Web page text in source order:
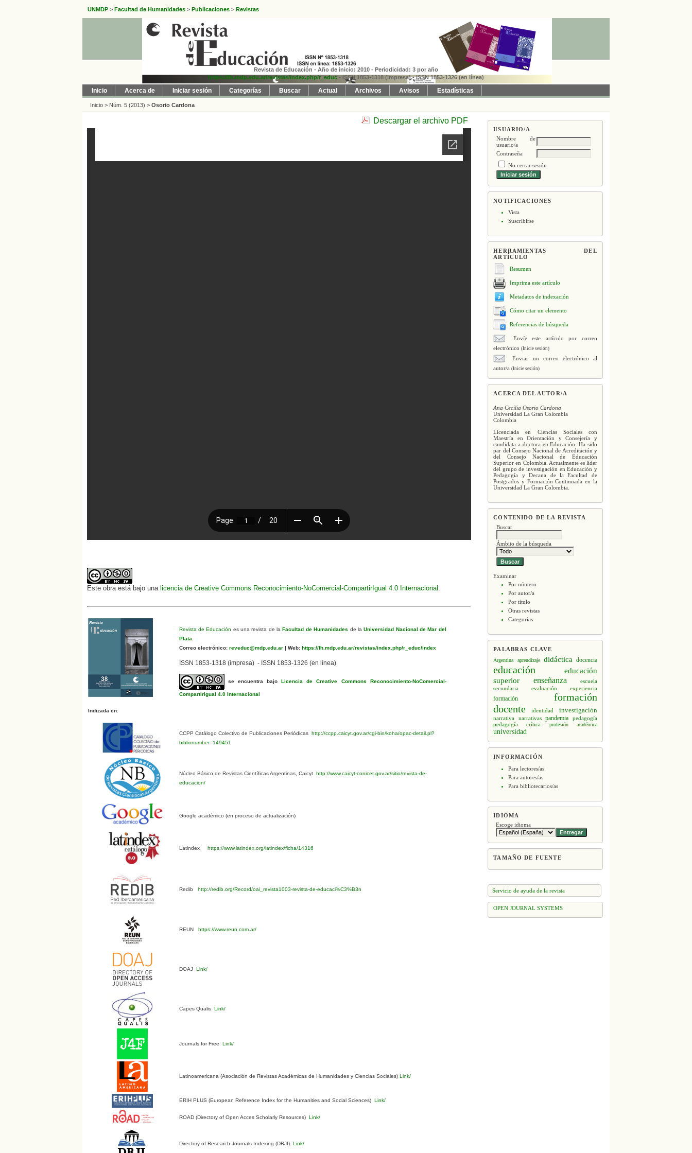
UNMDP > Facultad de Humanidades > Publicaciones > Revistas
Revista de Educación - Año de inicio: 2010 - Periodicidad: 3 por año
https://fh.mdp.edu.ar/revistas/index.php/r_educ - ISSN 1853-1318 (impresa) - ISSN 1853-1326 (en línea)
USUARIO/A
Nombre de
usuario/a
Contraseña
No cerrar sesión
NOTIFICACIONES
Vista
Suscribirse
HERRAMIENTAS DEL
ARTÍCULO
Resumen
Imprima este artículo
Metadatos de indexación
Cómo citar un elemento
Referencias de búsqueda
Envíe este artículo por correo
electrónico(Inicie sesión)
Enviar un correo electrónico al
autor/a(Inicie sesión)
ACERCA DEL AUTOR/A
Ana Cecilia Osorio Cardona
Universidad La Gran Colombia
Colombia
Licenciada en Ciencias Sociales con
Maestría en Orientación y Consejería y
candidata a doctora en Educación. Ha sido
par del Consejo Nacional de Acreditación y
del Consejo Nacional de Educación
Superior en Colombia. Actualmente es líder
del grupo de investigación en Educación y
Pedagogía y Decana de la Facultad de
Postgrados y Formación Continuada en la
Universidad La Gran Colombia.
CONTENIDO DE LA REVISTA
Buscar
Ámbito de la búsqueda
Examinar
Por número
Por autor/a
Por título
Otras revistas
Categorías
PALABRAS CLAVE
Argentina aprendizaje didáctica docencia
educación
educación
superior
enseñanza
escuela
secundaria
evaluación
experiencia
formación
formación
docente
identidad investigación
narrativa narrativas pandemia
pedagogía
pedagogía crítica
profesión académica
universidad
INFORMACIÓN
Para lectores/as
Para autores/as
Para bibliotecarios/as
IDIOMA
Escoge idioma
TAMAÑO DE FUENTE
Servicio de ayuda de la revista
OPEN JOURNAL SYSTEMS
Inicio Acerca de Iniciar sesión Categorías Buscar Actual Archivos Avisos Estadísticas
Inicio > Núm. 5 (2013) > Osorio Cardona
Descargar el archivo PDF
Este obra está bajo una licencia de Creative Commons Reconocimiento-NoComercial-CompartirIgual 4.0 Internacional .
Revista de Educación es una revista de la Facultad de Humanidades de la Universidad Nacional de Mar del
Plata
Correo electrónico:reveduc@mdp.edu.ar| Web:https://fh.mdp.edu.ar/revistas/index.php/r_educ/index
ISSN 1853-1318 (impresa) - ISSN 1853-1326 (en línea)
se encuentra bajoLicencia de Creative Commons Reconocimiento-NoComercial-
CompartirIgual 4.0 Internacional
Indizada en:
CCPP Catálogo Colectivo de Publicaciones Periódicas http://ccpp.caicyt.gov.ar/cgi-bin/koha/opac-detail.pl?
biblionumber=149451
Núcleo Básico de Revistas Científicas Argentinas, Caicyt http://www.caicyt-conicet.gov.ar/sitio/revista-de-
educacion/
Google académico (en proceso de actualización)
Latindex https://www.latindex.org/latindex/ficha/14316
Redib http://redib.org/Record/oai_revista1003-revista-de-educaci%C3%B3n
REUN https://www.reun.com.ar/
DOAJ Link/
Capes Qualis Link/
Journals for Free Link/
Latinoamericana (Asociación de Revistas Académicas de Humanidades y Ciencias Sociales)Link/
ERIH PLUS (European Reference Index for the Humanities and Social Sciences) Link/
ROAD (Directory of Open Acces Scholarly Resources) Link/
Directory of Research Journals Indexing (DRJI) Link/